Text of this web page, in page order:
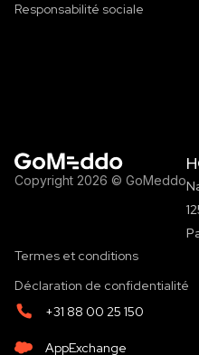
Responsabilité sociale
Copyright 2026 © GoMeddo
Termes et conditions
Déclaration de confidentialité
+31 88 00 25 150
AppExchange